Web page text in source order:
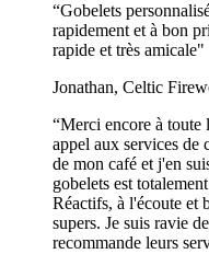
“Gobelets
rapidement et à bon
rapide et très amicale"
Jonathan, Celtic
“Merci encore à
appel aux services de
de mon café et j'en
gobelets est
Réactifs, à l'écoute et
supers. Je suis ravie
recommande leurs